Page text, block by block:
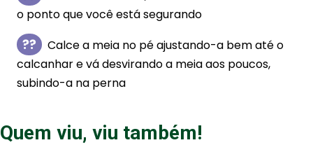
o ponto que você está segurando
Calce a meia no pé ajustando-a bem até o
calcanhar e vá desvirando a meia aos poucos,
subindo-a na perna
Quem viu, viu também!